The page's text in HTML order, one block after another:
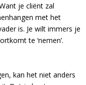
je cliënt zal
met het
is. Je wilt immers je
te ‘nemen’.
kan het niet anders